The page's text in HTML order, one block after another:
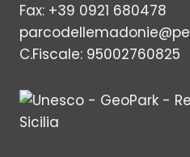
Fax: +39 0921 680478
C.Fiscale: 95002760825